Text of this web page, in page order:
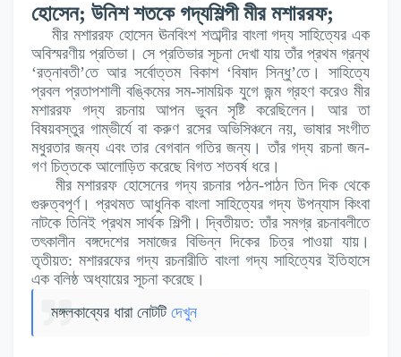
হোসেন; উনিশ শতকে গদ্যশিল্পী মীর মশাররফ;
মীর মশাররফ হোসেন ঊনবিংশ শতাব্দীর বাংলা গদ্য সাহিত্যের এক
অবিস্মরণীয় প্রতিভা। সে প্রতিভার সূচনা দেখা যায় তাঁর প্রথম গ্রন্থ
‘রত্নাবতী’তে আর সর্বোত্তম বিকাশ ‘বিষাদ সিন্ধু’তে। সাহিত্যে
প্রবল প্রতাপশালী বঙ্কিমের সম-সাময়িক যুগে জন্ম গ্রহণ করেও মীর
মশাররফ গদ্য রচনায় আপন ভুবন সৃষ্টি করেছিলেন। আর তা
বিষয়বস্তুর গাম্ভীর্যে বা করুণ রসের অভিসিঞ্চনে নয়, ভাষার সংগীত
মধুরতার জন্য এবং তার বেগবান গতির জন্য। তাঁর গদ্য রচনা জন-
গণ চিত্তকে আলোড়িত করেছে বিগত শতবর্ষ ধরে।
মীর মশাররফ হোসেনের গদ্য রচনার পঠন-পাঠন তিন দিক থেকে
গুরুত্বপূর্ণ। প্রথমত আধুনিক বাংলা সাহিত্যের গদ্য উপন্যাস কিংবা
নাটকে তিনিই প্রথম সার্থক শিল্পী। দ্বিতীয়ত: তাঁর সমগ্র রচনাবলীতে
তৎকালীন বঙ্গদেশের সমাজের বিভিন্ন দিকের চিত্র পাওয়া যায়।
তৃতীয়ত: মশাররফের গদ্য রচনারীতি বাংলা গদ্য সাহিত্যের ইতিহাসে
এক বলিষ্ঠ অধ্যায়ের সূচনা করেছে।
মঙ্গলকাব্যের ধারা নোটটি দেখুন